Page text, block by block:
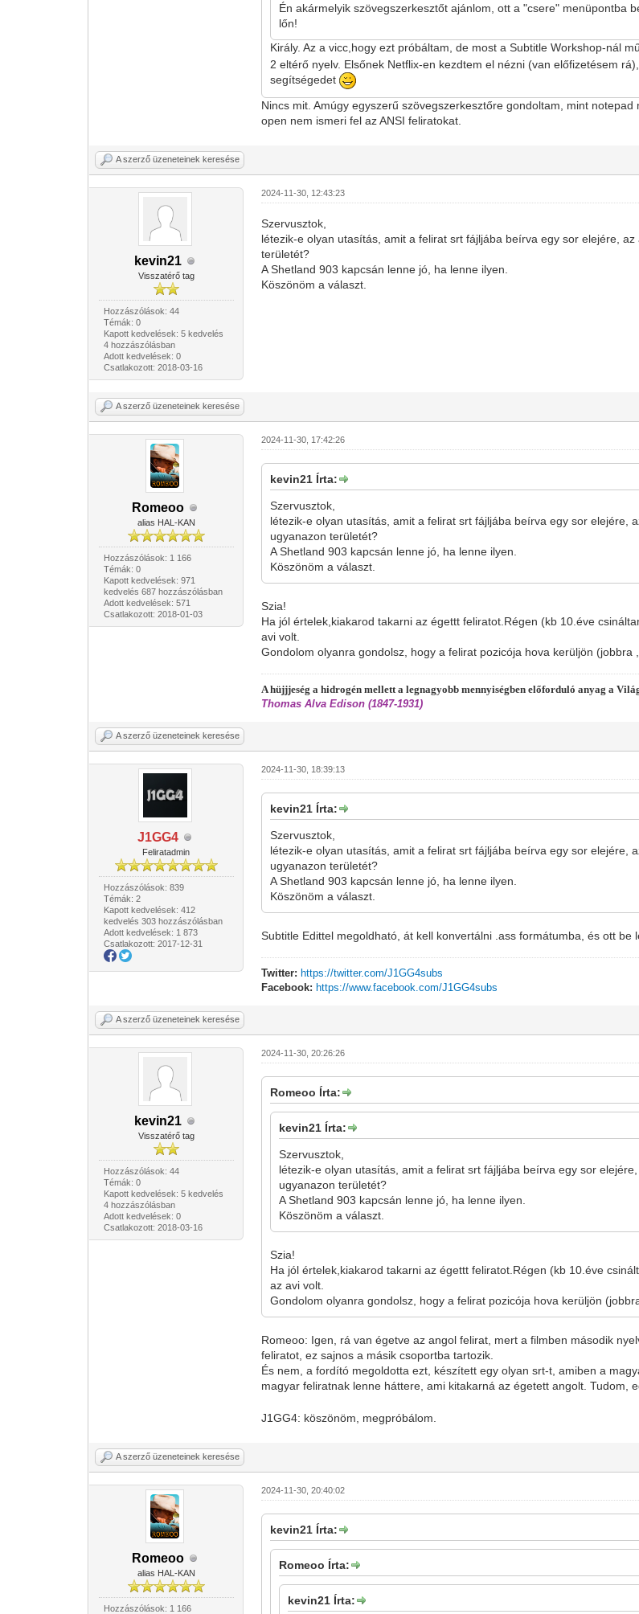
Én akármelyik szövegszerkesztőt ajánlom, ott a "csere" menüpontba
lőn!
Király. Az a vicc,hogy ezt próbáltam, de most a Subtitle Workshop-nál
2 eltérő nyelv. Elsőnek Netflix-en kezdtem el nézni (van előfizetésem
segítségedet
Nincs mit. Amúgy egyszerű szövegszerkesztőre gondoltam, mint
open nem ismeri fel az ANSI feliratokat.
A szerző üzeneteinek keresése
kevin21
Visszatérő tag
Hozzászólások: 44
Témák: 0
Kapott kedvelések: 5 kedvelés
4 hozzászólásban
Adott kedvelések: 0
Csatlakozott: 2018-03-16
2024-11-30, 12:43:23
Szervusztok,
létezik-e olyan utasítás, amit a felirat srt fájljába beírva egy sor elejére,
területét?
A Shetland 903 kapcsán lenne jó, ha lenne ilyen.
Köszönöm a választ.
A szerző üzeneteinek keresése
Romeoo
alias HAL-KAN
Hozzászólások: 1 166
Témák: 0
Kapott kedvelések: 971
kedvelés 687 hozzászólásban
Adott kedvelések: 571
Csatlakozott: 2018-01-03
2024-11-30, 17:42:26
kevin21 Írta:
Szervusztok,
létezik-e olyan utasítás, amit a felirat srt fájljába beírva egy sor elejére,
ugyanazon területét?
A Shetland 903 kapcsán lenne jó, ha lenne ilyen.
Köszönöm a választ.
Szia!
Ha jól értelek,kiakarod takarni az égettt feliratot.Régen (kb 10.éve
avi volt.
Gondolom olyanra gondolsz, hogy a felirat pozicója hova kerüljön (jobbra
A hüjjjeség a hidrogén mellett a legnagyobb mennyiségben előforduló anyag a
Thomas Alva Edison (1847-1931)
A szerző üzeneteinek keresése
J1GG4
Feliratadmin
Hozzászólások: 839
Témák: 2
Kapott kedvelések: 412
kedvelés 303 hozzászólásban
Adott kedvelések: 1 873
Csatlakozott: 2017-12-31
2024-11-30, 18:39:13
kevin21 Írta:
Szervusztok,
létezik-e olyan utasítás, amit a felirat srt fájljába beírva egy sor elejére,
ugyanazon területét?
A Shetland 903 kapcsán lenne jó, ha lenne ilyen.
Köszönöm a választ.
Subtitle Edittel megoldható, át kell konvertálni .ass formátumba, és ott be
Twitter: https://twitter.com/J1GG4subs
Facebook: https://www.facebook.com/J1GG4subs
A szerző üzeneteinek keresése
kevin21
Visszatérő tag
Hozzászólások: 44
Témák: 0
Kapott kedvelések: 5 kedvelés
4 hozzászólásban
Adott kedvelések: 0
Csatlakozott: 2018-03-16
2024-11-30, 20:26:26
Romeoo Írta:
kevin21 Írta:
Szervusztok,
létezik-e olyan utasítás, amit a felirat srt fájljába beírva egy sor
ugyanazon területét?
A Shetland 903 kapcsán lenne jó, ha lenne ilyen.
Köszönöm a választ.
Szia!
Ha jól értelek,kiakarod takarni az égettt feliratot.Régen (kb 10.éve
az avi volt.
Gondolom olyanra gondolsz, hogy a felirat pozicója hova kerüljön
Romeoo: Igen, rá van égetve az angol felirat, mert a filmben második
feliratot, ez sajnos a másik csoportba tartozik.
És nem, a fordító megoldotta ezt, készített egy olyan srt-t, amiben a
magyar feliratnak lenne háttere, ami kitakarná az égetett angolt. Tudom,
J1GG4: köszönöm, megpróbálom.
A szerző üzeneteinek keresése
Romeoo
alias HAL-KAN
Hozzászólások: 1 166
2024-11-30, 20:40:02
kevin21 Írta:
Romeoo Írta:
kevin21 Írta: